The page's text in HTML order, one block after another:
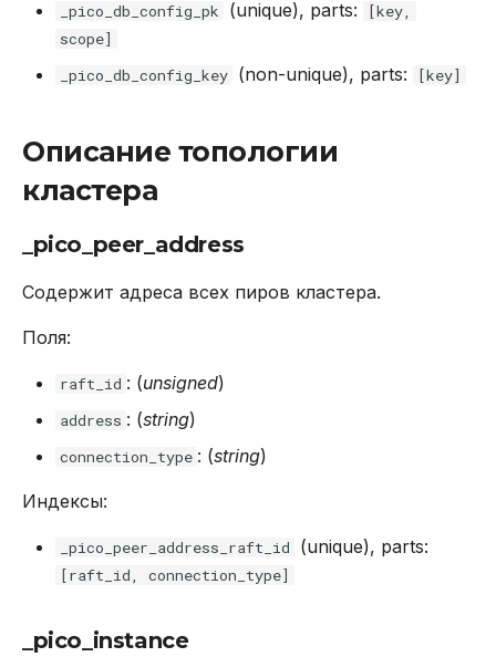
_pico_db_config_pk (unique), parts:
[key,
scope]
_pico_db_config_key (non-unique), parts: [key]
Описание топологии
кластера
_pico_peer_address
Содержит адреса всех пиров кластера.
Поля:
raft_id : (unsigned)
address : (string)
connection_type : (string)
Индексы:
_pico_peer_address_raft_id (unique), parts:
[raft_id, connection_type]
_pico_instance